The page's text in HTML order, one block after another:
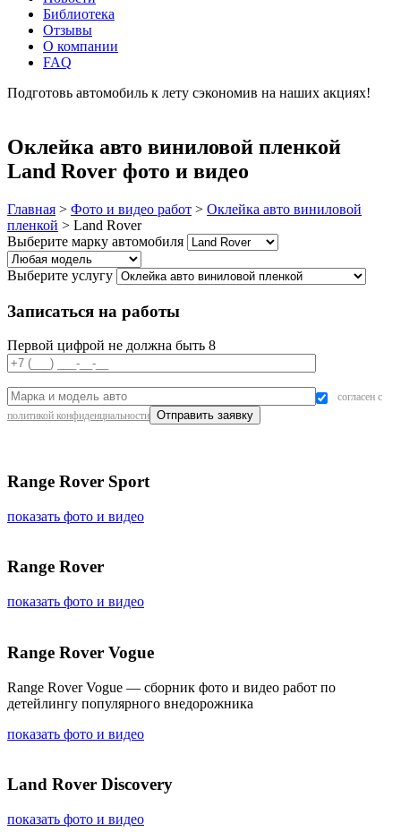
Библиотека
Отзывы
О компании
FAQ
Подготовь автомобиль к лету сэкономив на наших акциях!
Оклейка авто виниловой пленкой
Land Rover фото и видео
Главная > Фото и видео работ > Оклейка авто виниловой
пленкой > Land Rover
Выберите марку автомобиля
Выберите услугу
Записаться на работы
Первой цифрой не должна быть 8
согласен с
политикой конфиденциальности
Range Rover Sport
показать фото и видео
Range Rover
показать фото и видео
Range Rover Vogue
Range Rover Vogue — сборник фото и видео работ по
детейлингу популярного внедорожника
показать фото и видео
Land Rover Discovery
показать фото и видео